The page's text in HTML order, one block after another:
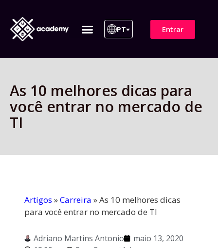
PT Entrar
As 10 melhores dicas para
você entrar no mercado de
TI
Artigos »Carreira »As 10 melhores dicas
para você entrar no mercado de TI
Adriano Martins Antonio
maio 13, 2020